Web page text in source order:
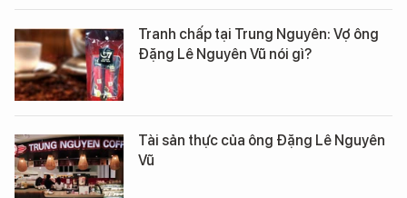
Tranh chấp tại Trung Nguyên: Vợ ông
Đặng Lê Nguyên Vũ nói gì?
Tài sản thực của ông Đặng Lê Nguyên
Vũ